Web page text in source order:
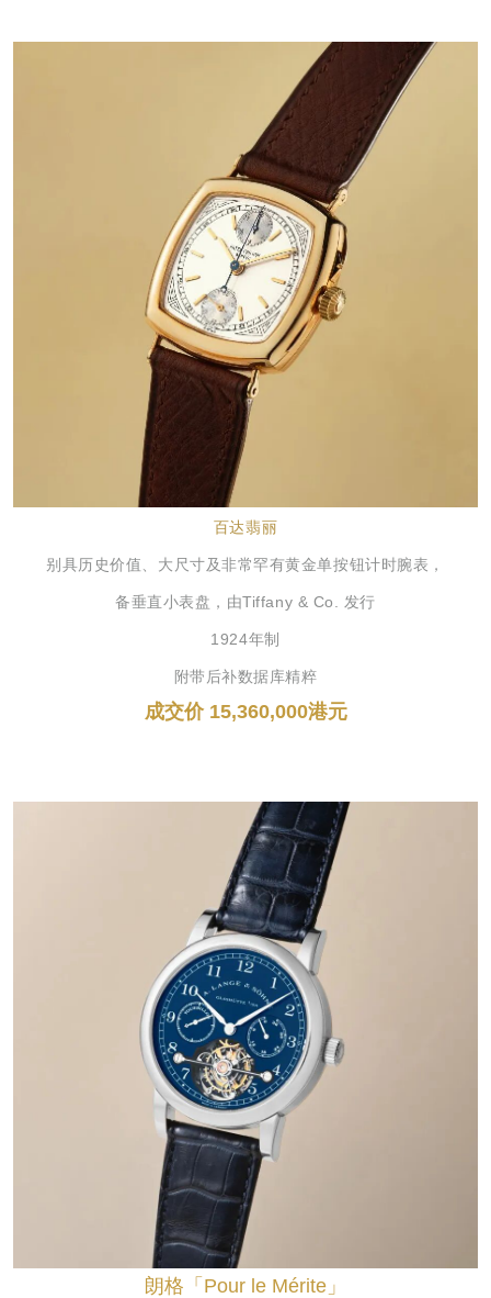
百达翡丽
别具历史价值、大尺寸及非常罕有黄金单按钮计时腕表，
备垂直小表盘，由Tiffany & Co. 发行
1924年制
附带后补数据库精粹
成交价 15,360,000港元
朗格「Pour le Mérite」